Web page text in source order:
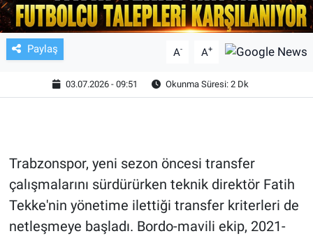
Paylaş A- A+
03.07.2026 - 09:51 Okunma Süresi: 2 Dk
Trabzonspor, yeni sezon öncesi transfer
çalışmalarını sürdürürken teknik direktör Fatih
Tekke'nin yönetime ilettiği transfer kriterleri de
netleşmeye başladı. Bordo-mavili ekip, 2021-
KÜLTÜR SANAT
ASAYİŞ
EKONOMİ
HABERDE İNSAN
POLİTİKA